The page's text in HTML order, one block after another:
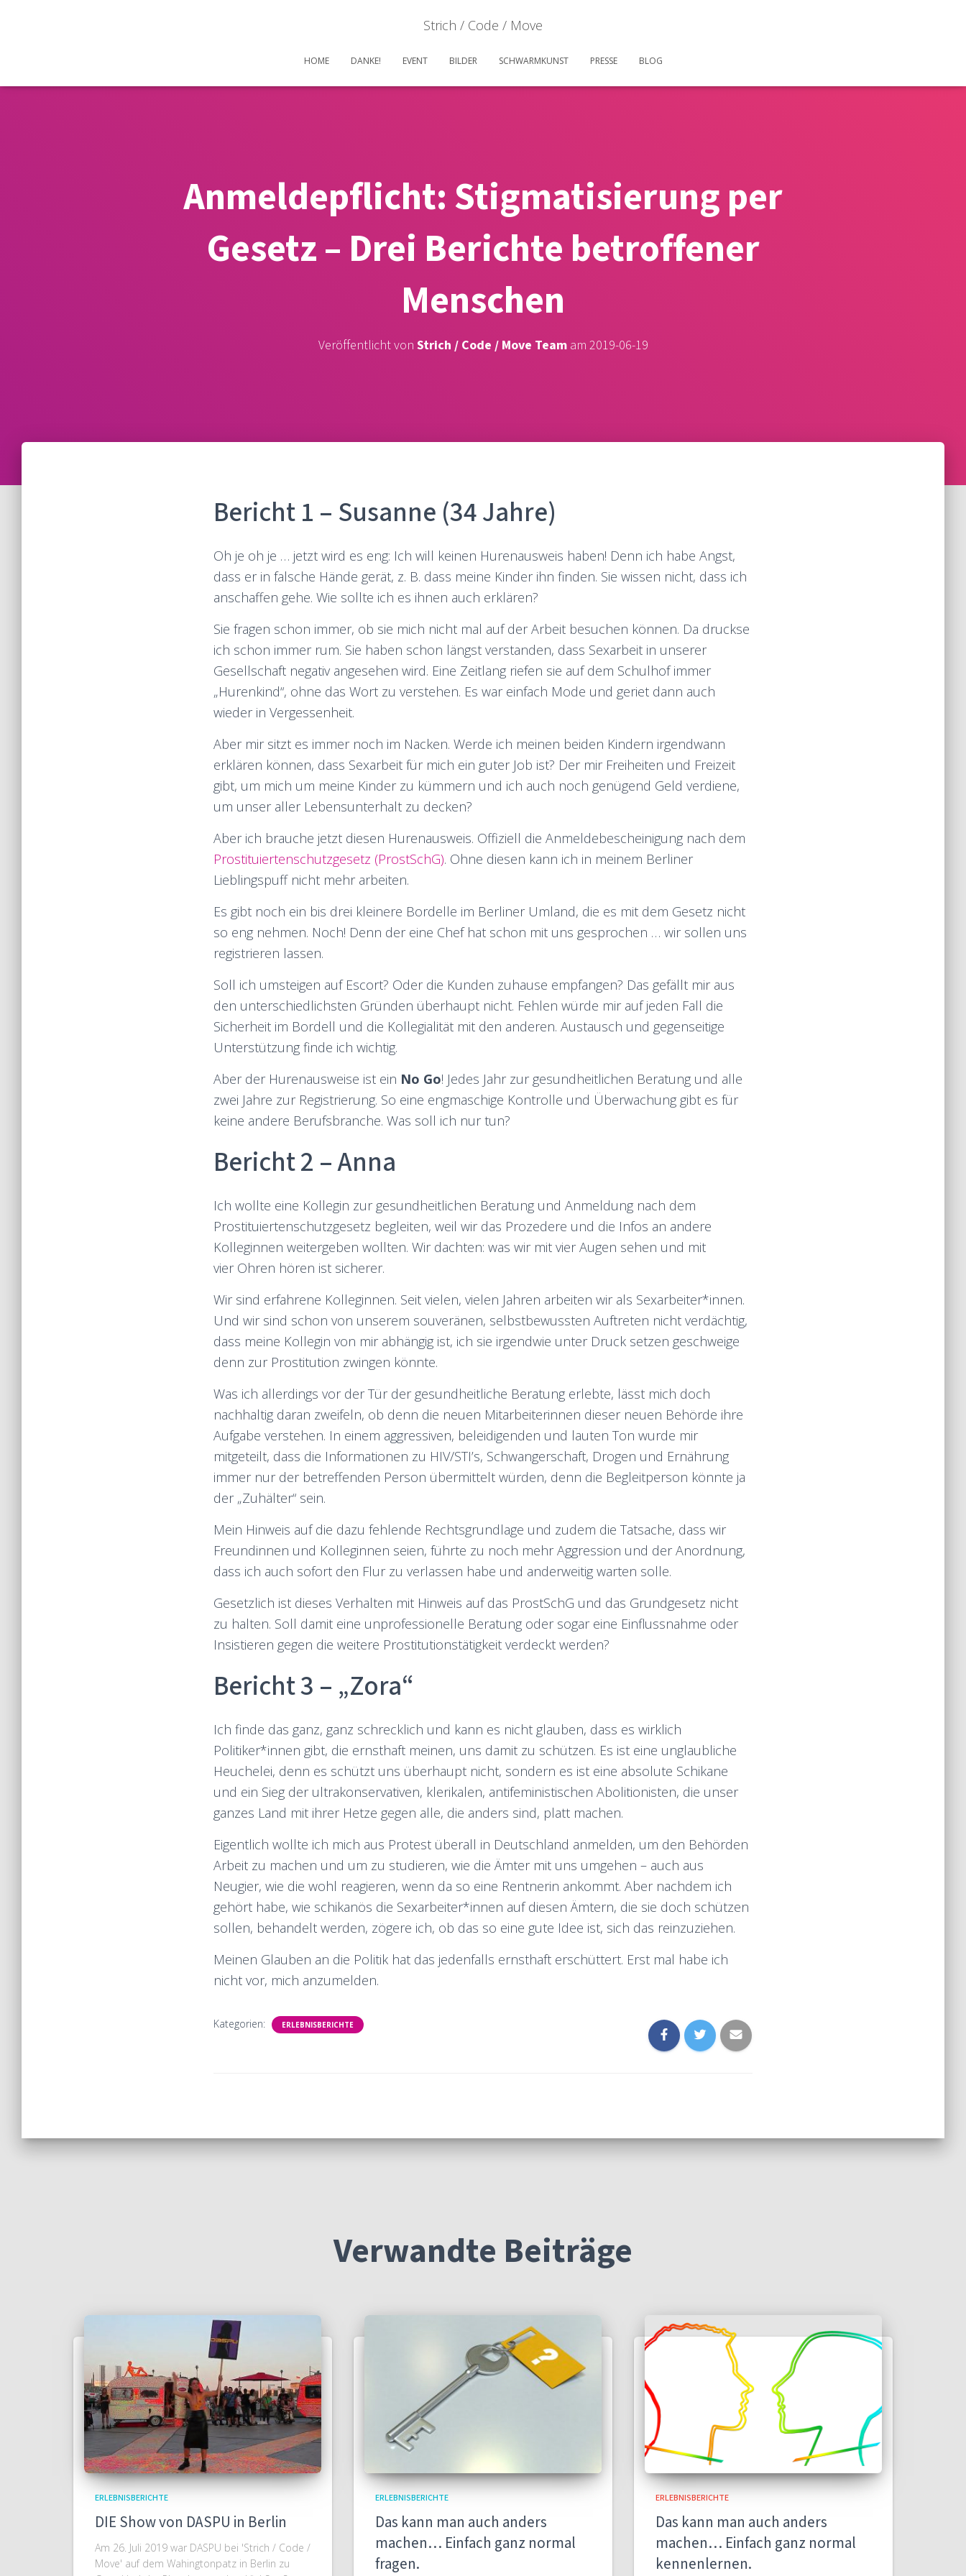
Strich / Code / Move
HOME DANKE! EVENT BILDER SCHWARMKUNST PRESSE BLOG
Anmeldepflicht: Stigmatisierung per
Gesetz – Drei Berichte betroffener
Menschen
Veröffentlicht von Strich / Code / Move Teamam 2019-06-19
Bericht 1 – Susanne (34 Jahre)
Oh je oh je … jetzt wird es eng: Ich will keinen Hurenausweis haben! Denn ich habe Angst,
dass er in falsche Hände gerät, z. B. dass meine Kinder ihn finden. Sie wissen nicht, dass ich
anschaffen gehe. Wie sollte ich es ihnen auch erklären?
Sie fragen schon immer, ob sie mich nicht mal auf der Arbeit besuchen können. Da druckse
ich schon immer rum. Sie haben schon längst verstanden, dass Sexarbeit in unserer
Gesellschaft negativ angesehen wird. Eine Zeitlang riefen sie auf dem Schulhof immer
„Hurenkind“, ohne das Wort zu verstehen. Es war einfach Mode und geriet dann auch
wieder in Vergessenheit.
Aber mir sitzt es immer noch im Nacken. Werde ich meinen beiden Kindern irgendwann
erklären können, dass Sexarbeit für mich ein guter Job ist? Der mir Freiheiten und Freizeit
gibt, um mich um meine Kinder zu kümmern und ich auch noch genügend Geld verdiene,
um unser aller Lebensunterhalt zu decken?
Aber ich brauche jetzt diesen Hurenausweis. Offiziell die Anmeldebescheinigung nach dem
Prostituiertenschutzgesetz (ProstSchG). Ohne diesen kann ich in meinem Berliner
Lieblingspuff nicht mehr arbeiten.
Es gibt noch ein bis drei kleinere Bordelle im Berliner Umland, die es mit dem Gesetz nicht
so eng nehmen. Noch! Denn der eine Chef hat schon mit uns gesprochen … wir sollen uns
registrieren lassen.
Soll ich umsteigen auf Escort? Oder die Kunden zuhause empfangen? Das gefällt mir aus
den unterschiedlichsten Gründen überhaupt nicht. Fehlen würde mir auf jeden Fall die
Sicherheit im Bordell und die Kollegialität mit den anderen. Austausch und gegenseitige
Unterstützung finde ich wichtig.
Aber der Hurenausweise ist ein No Go! Jedes Jahr zur gesundheitlichen Beratung und alle
zwei Jahre zur Registrierung. So eine engmaschige Kontrolle und Überwachung gibt es für
keine andere Berufsbranche. Was soll ich nur tun?
Bericht 2 – Anna
Ich wollte eine Kollegin zur gesundheitlichen Beratung und Anmeldung nach dem
Prostituiertenschutzgesetz begleiten, weil wir das Prozedere und die Infos an andere
Kolleginnen weitergeben wollten. Wir dachten: was wir mit vier Augen sehen und mit
vier Ohren hören ist sicherer.
Wir sind erfahrene Kolleginnen. Seit vielen, vielen Jahren arbeiten wir als Sexarbeiter*innen.
Und wir sind schon von unserem souveränen, selbstbewussten Auftreten nicht verdächtig,
dass meine Kollegin von mir abhängig ist, ich sie irgendwie unter Druck setzen geschweige
denn zur Prostitution zwingen könnte.
Was ich allerdings vor der Tür der gesundheitliche Beratung erlebte, lässt mich doch
nachhaltig daran zweifeln, ob denn die neuen Mitarbeiterinnen dieser neuen Behörde ihre
Aufgabe verstehen. In einem aggressiven, beleidigenden und lauten Ton wurde mir
mitgeteilt, dass die Informationen zu HIV/STI’s, Schwangerschaft, Drogen und Ernährung
immer nur der betreffenden Person übermittelt würden, denn die Begleitperson könnte ja
der „Zuhälter“ sein.
Mein Hinweis auf die dazu fehlende Rechtsgrundlage und zudem die Tatsache, dass wir
Freundinnen und Kolleginnen seien, führte zu noch mehr Aggression und der Anordnung,
dass ich auch sofort den Flur zu verlassen habe und anderweitig warten solle.
Gesetzlich ist dieses Verhalten mit Hinweis auf das ProstSchG und das Grundgesetz nicht
zu halten. Soll damit eine unprofessionelle Beratung oder sogar eine Einflussnahme oder
Insistieren gegen die weitere Prostitutionstätigkeit verdeckt werden?
Bericht 3 – „Zora“
Ich finde das ganz, ganz schrecklich und kann es nicht glauben, dass es wirklich
Politiker*innen gibt, die ernsthaft meinen, uns damit zu schützen. Es ist eine unglaubliche
Heuchelei, denn es schützt uns überhaupt nicht, sondern es ist eine absolute Schikane
und ein Sieg der ultrakonservativen, klerikalen, antifeministischen Abolitionisten, die unser
ganzes Land mit ihrer Hetze gegen alle, die anders sind, platt machen.
Eigentlich wollte ich mich aus Protest überall in Deutschland anmelden, um den Behörden
Arbeit zu machen und um zu studieren, wie die Ämter mit uns umgehen – auch aus
Neugier, wie die wohl reagieren, wenn da so eine Rentnerin ankommt. Aber nachdem ich
gehört habe, wie schikanös die Sexarbeiter*innen auf diesen Ämtern, die sie doch schützen
sollen, behandelt werden, zögere ich, ob das so eine gute Idee ist, sich das reinzuziehen.
Meinen Glauben an die Politik hat das jedenfalls ernsthaft erschüttert. Erst mal habe ich
nicht vor, mich anzumelden.
Kategorien: ERLEBNISBERICHTE
Verwandte Beiträge
ERLEBNISBERICHTE
DIE Show von DASPU in Berlin
Am 26. Juli 2019 war DASPU bei 'Strich / Code /
Move' auf dem Wahingtonpatz in Berlin zu
ERLEBNISBERICHTE
Das kann man auch anders
machen… Einfach ganz normal
fragen.
ERLEBNISBERICHTE
Das kann man auch anders
machen… Einfach ganz normal
kennenlernen.